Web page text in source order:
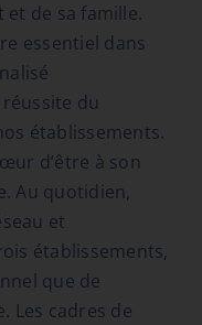
et de sa famille.
essentiel dans
du
établissements.
d’être à son
Au quotidien,
et
établissements,
que de
Les cadres de